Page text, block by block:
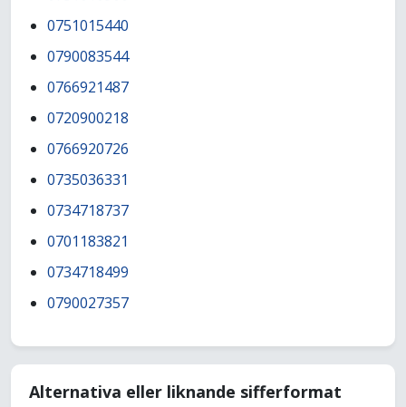
0751015440
0790083544
0766921487
0720900218
0766920726
0735036331
0734718737
0701183821
0734718499
0790027357
Alternativa eller liknande sifferformat